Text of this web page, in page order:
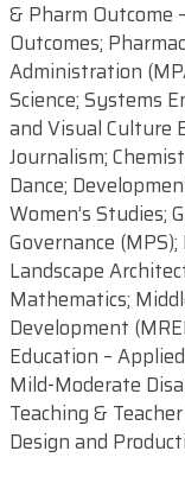
& Pharm Outcome
Outcomes;
Administration
Science; Systems
and Visual Culture
Journalism;
Dance;
Women’s Studies;
Governance
Landscape
Mathematics;
Development
Education –
Mild-Moderate
Teaching &
Design and